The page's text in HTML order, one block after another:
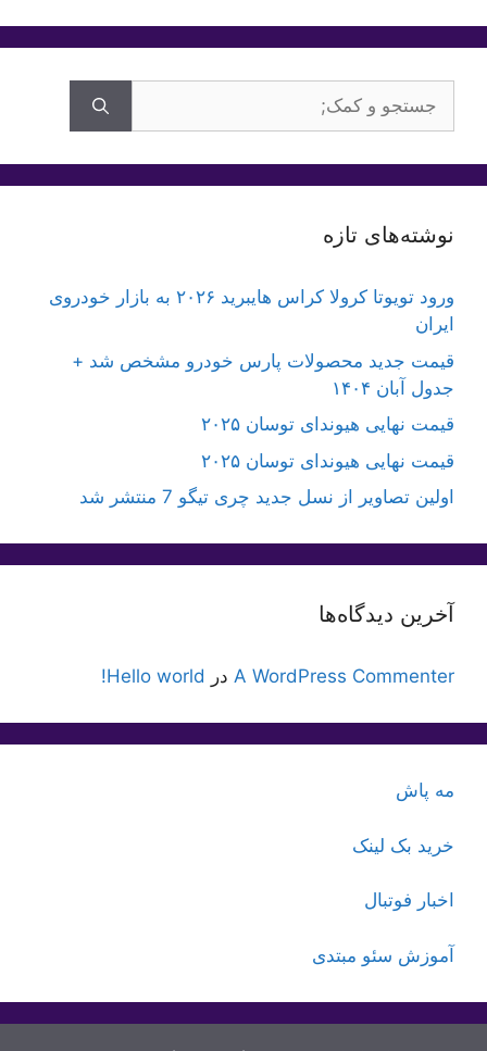
برای:
نوشته‌های تازه
ورود تویوتا کرولا کراس هایبرید ۲۰۲۶ به بازار خودروی
ایران
قیمت جدید محصولات پارس خودرو مشخص شد +
جدول آبان ۱۴۰۴
قیمت نهایی هیوندای توسان ۲۰۲۵
قیمت نهایی هیوندای توسان ۲۰۲۵
اولین تصاویر از نسل جدید چری تیگو 7 منتشر شد
آخرین دیدگاه‌ها
A WordPress Commenter در Hello world!
مه پاش
خرید بک لینک
اخبار فوتبال
آموزش سئو مبتدی